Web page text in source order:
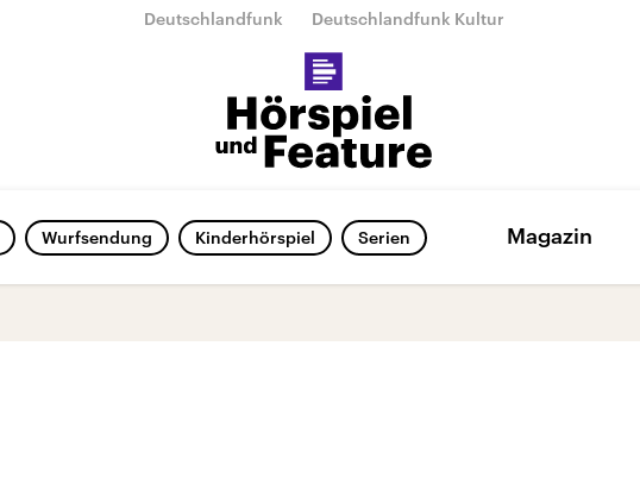
Deutschlandfunk Deutschlandfunk Kultur
Wurfsendung Kinderhörspiel Serien Magazin